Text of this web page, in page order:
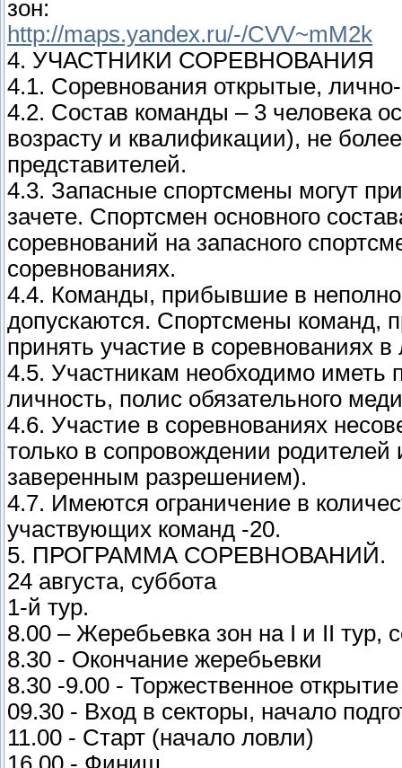
зон:
http://maps.yandex.ru/-/CVV~mM2k
4. УЧАСТНИКИ СОРЕВНОВАНИЯ
4.1. Соревнования открытые,
4.2. Состав команды – 3 человека
возрасту и квалификации), не
представителей.
4.3. Запасные спортсмены могут
зачете. Спортсмен основного
соревнований на запасного
соревнованиях.
4.4. Команды, прибывшие в
допускаются. Спортсмены команд,
принять участие в соревнованиях
4.5. Участникам необходимо иметь
личность, полис обязательного
4.6. Участие в соревнованиях
только в сопровождении
заверенным разрешением).
4.7. Имеются ограничение в
участвующих команд -20.
5. ПРОГРАММА СОРЕВНОВАНИЙ.
24 августа, суббота
1-й тур.
8.00 – Жеребьевка зон на I и II тур,
8.30 - Окончание жеребьевки
8.30 -9.00 - Торжественное
09.30 - Вход в секторы, начало
11.00 - Старт (начало ловли)